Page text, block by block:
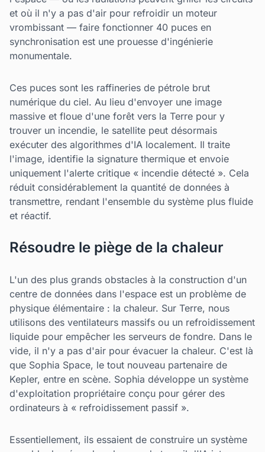
et où il n'y a pas d'air pour refroidir un moteur
vrombissant — faire fonctionner 40 puces en
synchronisation est une prouesse d'ingénierie
monumentale.
Ces puces sont les raffineries de pétrole brut
numérique du ciel. Au lieu d'envoyer une image
massive et floue d'une forêt vers la Terre pour y
trouver un incendie, le satellite peut désormais
exécuter des algorithmes d'IA localement. Il traite
l'image, identifie la signature thermique et envoie
uniquement l'alerte critique « incendie détecté ». Cela
réduit considérablement la quantité de données à
transmettre, rendant l'ensemble du système plus fluide
et réactif.
Résoudre le piège de la chaleur
L'un des plus grands obstacles à la construction d'un
centre de données dans l'espace est un problème de
physique élémentaire : la chaleur. Sur Terre, nous
utilisons des ventilateurs massifs ou un refroidissement
liquide pour empêcher les serveurs de fondre. Dans le
vide, il n'y a pas d'air pour évacuer la chaleur. C'est là
que Sophia Space, le tout nouveau partenaire de
Kepler, entre en scène. Sophia développe un système
d'exploitation propriétaire conçu pour gérer des
ordinateurs à « refroidissement passif ».
Essentiellement, ils essaient de construire un système